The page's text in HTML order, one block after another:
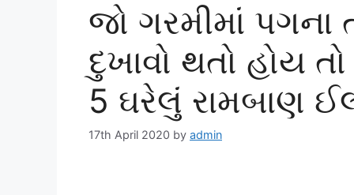
જો ગરમીમાં
દુખાવો થતો હોય
5 ઘરેલું રામબાણ
17th April 2020 by admin